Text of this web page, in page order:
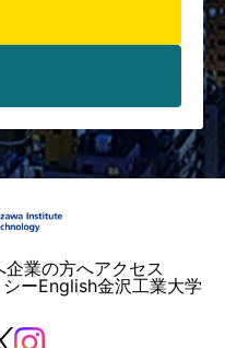
企業の方へアクセス
ーEnglish金沢工業大学